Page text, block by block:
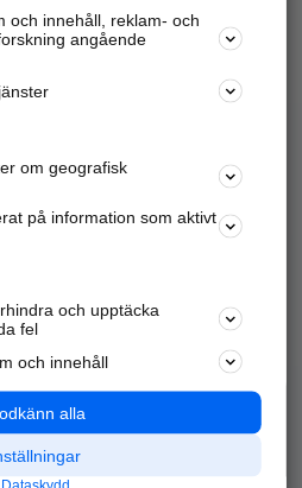
företagsinfo mm.
företaget
igång och annonsera mot
nära dig.
Populära sökningar
Annonsera
Integritet
Nödnummer
och innehåll, reklam- och
angående
om geografisk
på information som aktivt
och upptäcka
fel
och innehåll
alla
Dataskydd